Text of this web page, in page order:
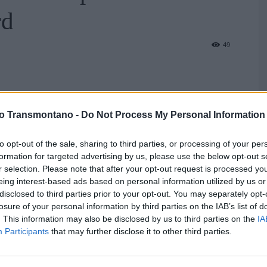
Transmontano - Do Not Process My Personal Information
opt-out of the sale, sharing to third parties, or processing of your
for targeted advertising by us, please use the below opt-out
selection. Please note that after your opt-out request is processed
interest-based ads based on personal information utilized by us
to third parties prior to your opt-out. You may separately
of your personal information by third parties on the IAB’s list of
This information may also be disclosed by us to third parties on the
Participants that may further disclose it to other third parties.
49